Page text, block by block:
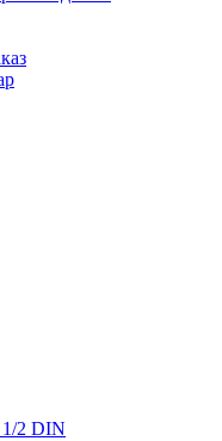
2 DIN